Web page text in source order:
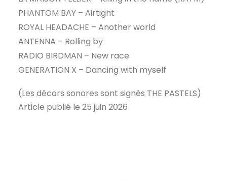
PHANTOM BAY – Airtight
ROYAL HEADACHE – Another world
ANTENNA – Rolling by
RADIO BIRDMAN – New race
GENERATION X – Dancing with myself
(Les décors sonores sont signés THE PASTELS)
Article publié le 25 juin 2026